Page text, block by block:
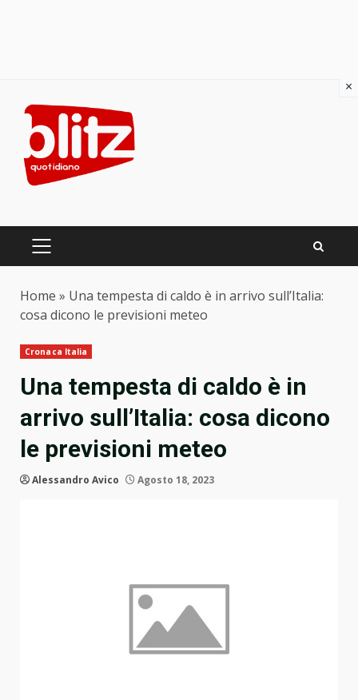
content
PRIMARY
Home » Una tempesta di caldo è in arrivo sull’Italia:
cosa dicono le previsioni meteo
Cronaca Italia
Una tempesta di caldo è in
arrivo sull’Italia: cosa dicono
le previsioni meteo
Alessandro Avico Agosto 18, 2023
×